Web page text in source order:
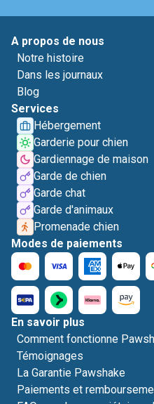
A propos de nous
Notre histoire
Dans les journaux
Blog
Services
Hébergement
Garderie pour chien
Gardiennage de maison
Garde de chien
Garde chat
Garde d'animaux
Promenade chien
Modes de paiements
En savoir plus
Comment fonctionne
Témoignages
La Garantie Pawshake
Paiements et